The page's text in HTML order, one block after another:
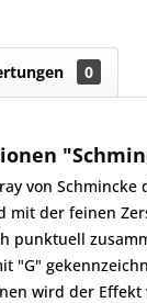
0
von
mit der feinen
punktuell
"G"
wird der